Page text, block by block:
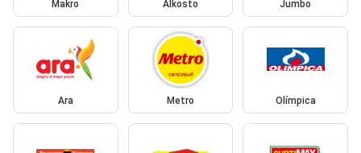
Makro Alkosto Jumbo
Ara Metro Olímpica